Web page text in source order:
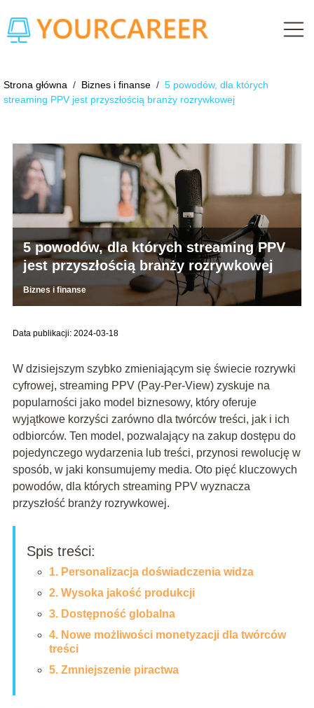
Strona główna / Biznes i finanse / 5 powodów, dla których
streaming PPV jest przyszłością branży rozrywkowej
5 powodów, dla których streaming PPV
jest przyszłością branży rozrywkowej
Biznes i finanse
Data publikacji: 2024-03-18
W dzisiejszym szybko zmieniającym się świecie rozrywki
cyfrowej, streaming PPV (Pay-Per-View) zyskuje na
popularności jako model biznesowy, który oferuje
wyjątkowe korzyści zarówno dla twórców treści, jak i ich
odbiorców. Ten model, pozwalający na zakup dostępu do
pojedynczego wydarzenia lub treści, przynosi rewolucję w
sposób, w jaki konsumujemy media. Oto pięć kluczowych
powodów, dla których streaming PPV wyznacza
przyszłość branży rozrywkowej.
Spis treści:
1. Personalizacja doświadczenia widza
2. Wysoka jakość produkcji
3. Dostępność globalna
4. Nowe możliwości monetyzacji dla twórców
treści
5. Zmniejszenie piractwa